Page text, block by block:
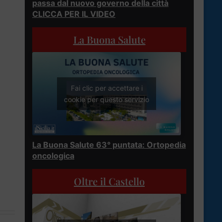
passa dal nuovo governo della città
CLICCA PER IL VIDEO
La Buona Salute
Fai clic per accettare i
cookie per questo servizio
La Buona Salute 63° puntata: Ortopedia
oncologica
Oltre il Castello